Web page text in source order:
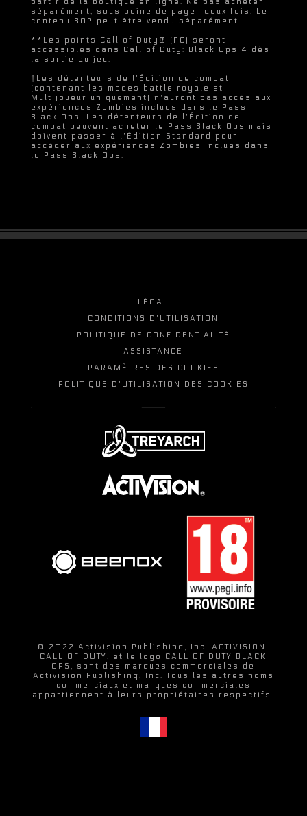
séparément, sous peine de payer deux fois. Le
contenu BOP peut être vendu séparément.
**Les points Call of Duty® (PC) seront
accessibles dans Call of Duty: Black Ops 4 dès
la sortie du jeu.
†Les détenteurs de l'Édition de combat
(contenant les modes battle royale et
Multijoueur uniquement) n'auront pas accès aux
expériences Zombies inclues dans le Pass
Black Ops. Les détenteurs de l'Édition de
combat peuvent acheter le Pass Black Ops mais
doivent passer à l'Édition Standard pour
accéder aux expériences Zombies inclues dans
le Pass Black Ops.
LÉGAL
CONDITIONS D'UTILISATION
POLITIQUE DE CONFIDENTIALITÉ
ASSISTANCE
PARAMÈTRES DES COOKIES
POLITIQUE D'UTILISATION DES COOKIES
© 2022 Activision Publishing, Inc. ACTIVISION,
CALL OF DUTY, et le logo CALL OF DUTY BLACK
OPS, sont des marques commerciales de
Activision Publishing, Inc. Tous les autres noms
commerciaux et marques commerciales
appartiennent à leurs propriétaires respectifs.